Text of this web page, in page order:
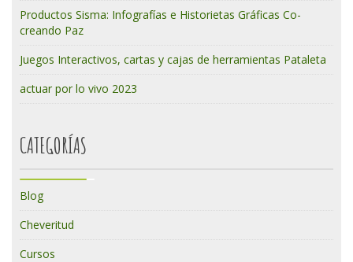
Productos Sisma: Infografías e Historietas Gráficas Co-
creando Paz
Juegos Interactivos, cartas y cajas de herramientas Pataleta
actuar por lo vivo 2023
CATEGORÍAS
Blog
Cheveritud
Cursos